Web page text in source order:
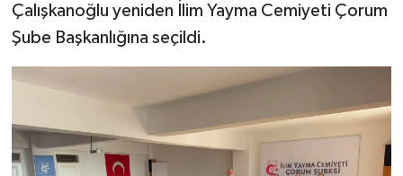
Çalışkanoğlu yeniden İlim Yayma Cemiyeti Çorum
Şube Başkanlığına seçildi.